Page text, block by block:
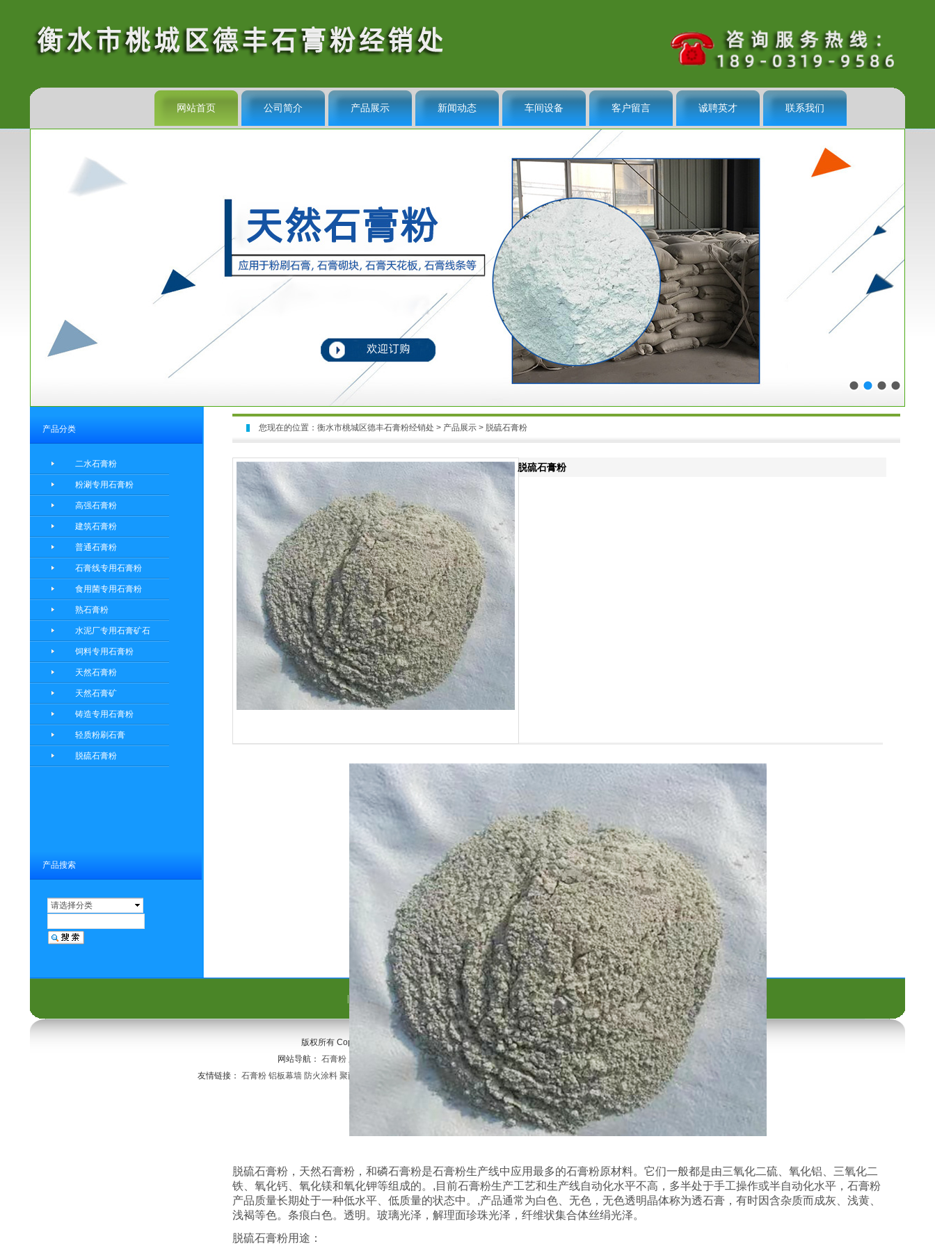
网站首页 公司简介 产品展示 新闻动态 车间设备 客户留言 诚聘英才 联系我们
产品搜索
请选择分类
您现在的位置： 衡水市桃城区德丰石膏粉经销处 > 产品展示 > 脱硫石膏粉
脱硫石膏粉
脱硫石膏粉，天然石膏粉，和磷石膏粉是石膏粉生产线中应用最多的石膏粉原材料。它们一般都是由三氧化二硫、氧化铝、三氧化二
铁、氧化钙、氧化镁和氧化钾等组成的。,目前石膏粉生产工艺和生产线自动化水平不高，多半处于手工操作或半自动化水平，石膏粉
产品质量长期处于一种低水平、低质量的状态中。,产品通常为白色、无色，无色透明晶体称为透石膏，有时因含杂质而成灰、浅黄、
浅褐等色。条痕白色。透明。玻璃光泽，解理面珍珠光泽，纤维状集合体丝绢光泽。
脱硫石膏粉用途：
产品分类
二水石膏粉
粉涮专用石膏粉
高强石膏粉
建筑石膏粉
普通石膏粉
石膏线专用石膏粉
食用菌专用石膏粉
熟石膏粉
水泥厂专用石膏矿石
饲料专用石膏粉
天然石膏粉
天然石膏矿
铸造专用石膏粉
轻质粉刷石膏
脱硫石膏粉
关于我们 | 联系方式 | 客户留言 | 产品展示 | 友情链接 |
版权所有 Copyright(C) 衡水市桃城区德丰石膏粉经销处 网站备案号：冀ICP备19036215号
网站导航： 石膏粉 sitemap sitemaps 北京SEO支持：中网四极关键字：石膏粉 脱硫石膏粉
友情链接： 石膏粉 铝板幕墙 防火涂料 聚丙烯酰胺厂家 北京防水公司 专业堵漏公司 北京防水施工 抗震支架 小型冷库 废气处理 电池防爆箱灭火装置